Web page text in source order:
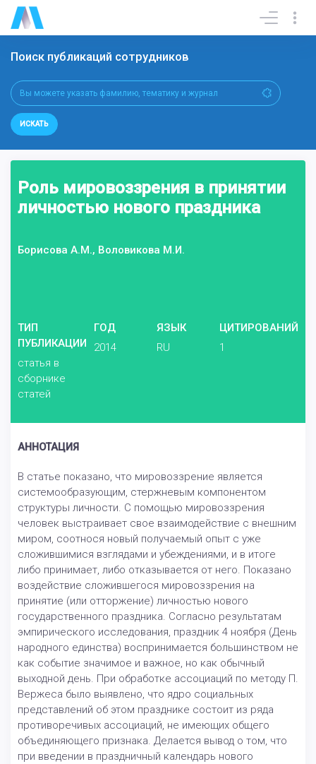
Поиск публикаций сотрудников
ИСКАТЬ
Роль мировоззрения в принятии
личностью нового праздника
Борисова А.М., Воловикова М.И.
ТИП
ПУБЛИКАЦИИ
статья в
сборнике
статей
ГОД
2014
ЯЗЫК
RU
ЦИТИРОВАНИЙ
1
АННОТАЦИЯ
В статье показано, что мировоззрение является
системообразующим, стержневым компонентом
структуры личности. С помощью мировоззрения
человек выстраивает свое взаимодействие с внешним
миром, соотнося новый получаемый опыт с уже
сложившимися взглядами и убеждениями, и в итоге
либо принимает, либо отказывается от него. Показано
воздействие сложившегося мировоззрения на
принятие (или отторжение) личностью нового
государственного праздника. Согласно результатам
эмпирического исследования, праздник 4 ноября (День
народного единства) воспринимается большинством не
как событие значимое и важное, но как обычный
выходной день. При обработке ассоциаций по методу П.
Вержеса было выявлено, что ядро социальных
представлений об этом празднике состоит из ряда
противоречивых ассоциаций, не имеющих общего
объединяющего признака. Делается вывод о том, что
при введении в праздничный календарь нового